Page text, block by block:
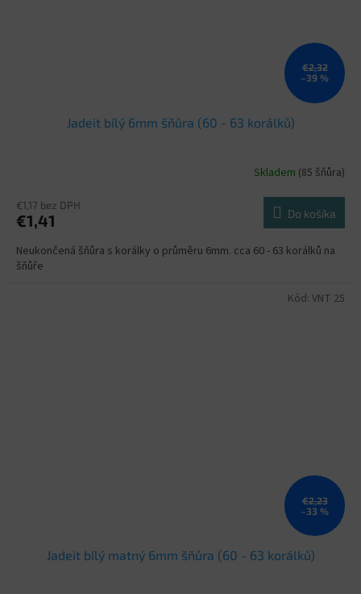
€2,32
–39 %
Jadeit bílý 6mm šňůra (60 - 63 korálků)
Skladem (85 šňůra)
€1,17 bez DPH
€1,41 Do košíka
Neukončená šňůra s korálky o průměru 6mm. cca 60 - 63 korálků na
šňůře
€2,23
–33 %
Jadeit bílý matný 6mm šňůra (60 - 63 korálků)
Kód: VNT 25